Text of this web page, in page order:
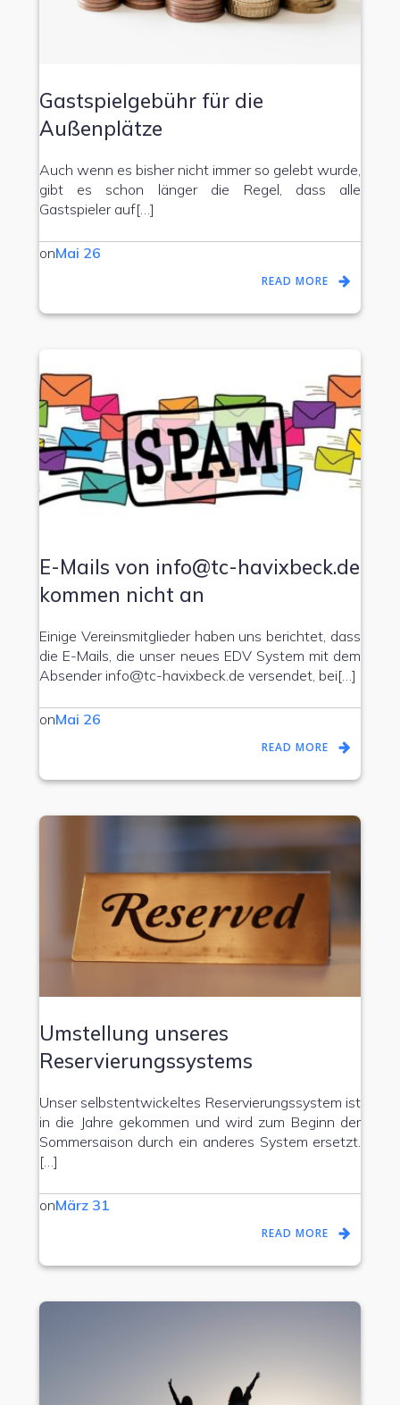
Gastspielgebühr für die
Außenplätze
Auch wenn es bisher nicht immer so gelebt wurde,
gibt es schon länger die Regel, dass alle
Gastspieler auf[…]
onMai 26
READ MORE
E-Mails von info@tc-havixbeck.de
kommen nicht an
Einige Vereinsmitglieder haben uns berichtet, dass
die E-Mails, die unser neues EDV System mit dem
Absender info@tc-havixbeck.de versendet, bei[…]
onMai 26
READ MORE
Umstellung unseres
Reservierungssystems
Unser selbstentwickeltes Reservierungssystem ist
in die Jahre gekommen und wird zum Beginn der
Sommersaison durch ein anderes System ersetzt.
[…]
onMärz 31
READ MORE